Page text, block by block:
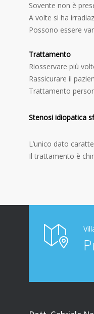
Sovente non è
A volte si ha
Possono essere
Trattamento
Riosservare più
Rassicurare il
Trattamento
Stenosi idiopatica
L’unico dato
Il trattamento è